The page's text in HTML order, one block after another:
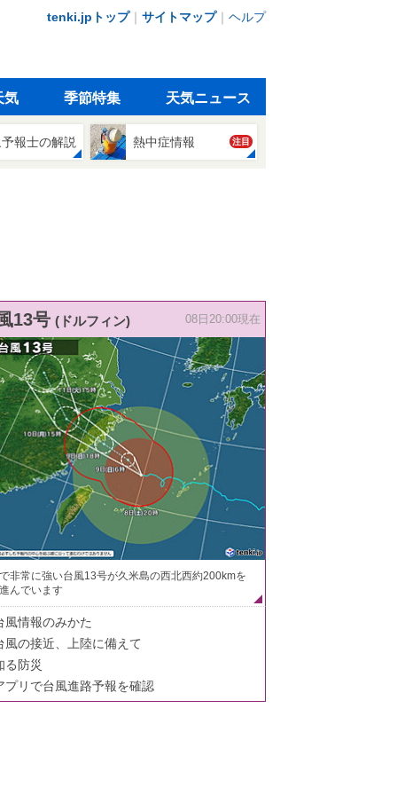
tenki.jpトップ｜ サイトマップ｜ ヘルプ
気 季節特集 天気ニュース
報士の解説 熱中症情報 注目
13号 (ドルフィン) 08日20:00現在
非常に強い台風13号が久米島の西北西約200kmを
んでいます
風情報のみかた
風の接近、上陸に備えて
る防災
プリで台風進路予報を確認